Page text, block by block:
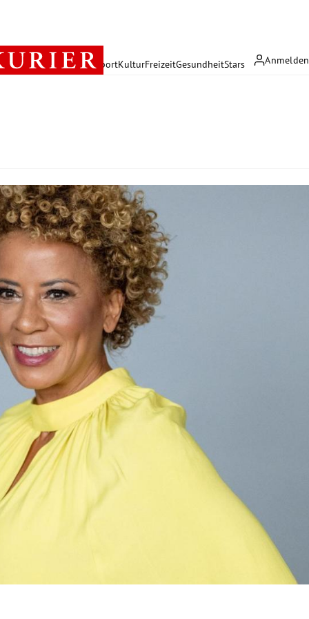
Anmelden
PolitikWirtschaft SportKulturFreizeitGesundheitStars